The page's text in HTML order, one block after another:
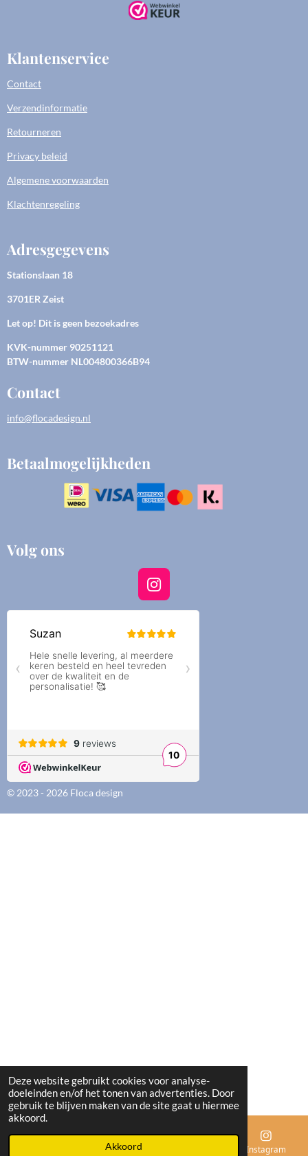
Deze website gebruikt cookies voor analyse-
doeleinden en/of het tonen van advertenties. Door
gebruik te blijven maken van de site gaat u hiermee
akkoord.
Akkoord
Klantenservice
Contact
Verzendinformatie
Retourneren
Privacy beleid
Algemene voorwaarden
Klachtenregeling
Adresgegevens
Stationslaan 18
3701ER Zeist
Let op! Dit is geen bezoekadres
KVK-nummer 90251121
BTW-nummer NL004800366B94
Contact
info@flocadesign.nl
Betaalmogelijkheden
Volg ons
I
n
t
a
g
© 2023 - 2026 Floca design
E-mailadres Instagram